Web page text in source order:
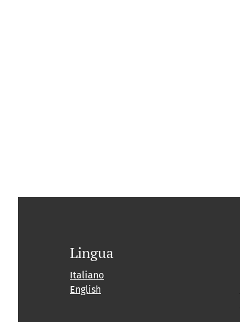
Lingua
Italiano
English